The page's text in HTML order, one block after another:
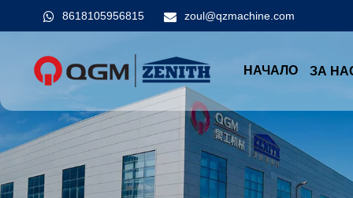
8618105956815 zoul@qzmachine.com
НАЧАЛО ЗА